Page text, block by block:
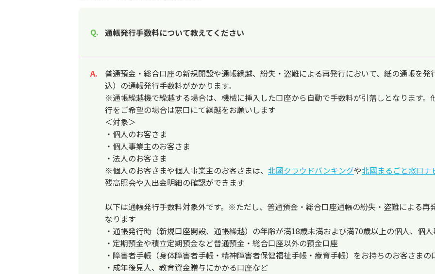
通帳発行手数料について教えてください
回答
普通預金・総合口座の新規開設や通帳繰越、紛失・盗難による再発行において、紙の通帳を
込）の通帳発行手数料がかかります。
※通帳繰越機で繰越する場合は、機械に挿入した口座から自動で手数料が引落しとなります。
行をご希望の場合は窓口にて繰越をお願いします
＜対象＞
・個人のお客さま
・個人事業主のお客さま
・法人のお客さま
※個人のお客さまや個人事業主のお客さまは、 北國クラウドバンキングや北國まるごと窓口ナ
残高照会や入出金明細の確認ができます
以下は通帳発行手数料対象外です。※ただし、普通預金・総合口座通帳の紛失・盗難による再
なります
・通帳発行時（新規口座開設、通帳繰越）の年齢が満18歳未満および満70歳以上の個人、個
・定期預金や積立定期預金など普通預金・総合口座以外の預金口座
・障害者手帳（身体障害者手帳・精神障害者保健福祉手帳・療育手帳）をお持ちのお客さまの
・成年後見人、教育資金贈与にかかる口座など